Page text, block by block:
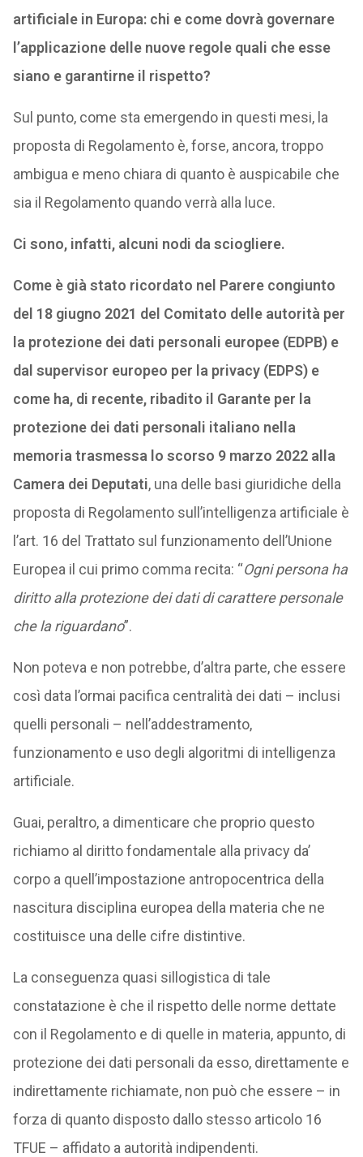
artificiale in Europa: chi e come dovrà governare
l’applicazione delle nuove regole quali che esse
siano e garantirne il rispetto?
Sul punto, come sta emergendo in questi mesi, la
proposta di Regolamento è, forse, ancora, troppo
ambigua e meno chiara di quanto è auspicabile che
sia il Regolamento quando verrà alla luce.
Ci sono, infatti, alcuni nodi da sciogliere.
Come è già stato ricordato nel Parere congiunto
del 18 giugno 2021 del Comitato delle autorità per
la protezione dei dati personali europee (EDPB) e
dal supervisor europeo per la privacy (EDPS) e
come ha, di recente, ribadito il Garante per la
protezione dei dati personali italiano nella
memoria trasmessa lo scorso 9 marzo 2022 alla
Camera dei Deputati, una delle basi giuridiche della
proposta di Regolamento sull’intelligenza artificiale è
l’art. 16 del Trattato sul funzionamento dell’Unione
Europea il cui primo comma recita: “Ogni persona ha
diritto alla protezione dei dati di carattere personale
che la riguardano”.
Non poteva e non potrebbe, d’altra parte, che essere
così data l’ormai pacifica centralità dei dati – inclusi
quelli personali – nell’addestramento,
funzionamento e uso degli algoritmi di intelligenza
artificiale.
Guai, peraltro, a dimenticare che proprio questo
richiamo al diritto fondamentale alla privacy da’
corpo a quell’impostazione antropocentrica della
nascitura disciplina europea della materia che ne
costituisce una delle cifre distintive.
La conseguenza quasi sillogistica di tale
constatazione è che il rispetto delle norme dettate
con il Regolamento e di quelle in materia, appunto, di
protezione dei dati personali da esso, direttamente e
indirettamente richiamate, non può che essere – in
forza di quanto disposto dallo stesso articolo 16
TFUE – affidato a autorità indipendenti.